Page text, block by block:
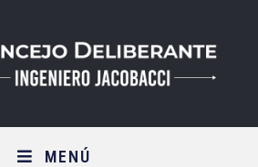
MENÚ